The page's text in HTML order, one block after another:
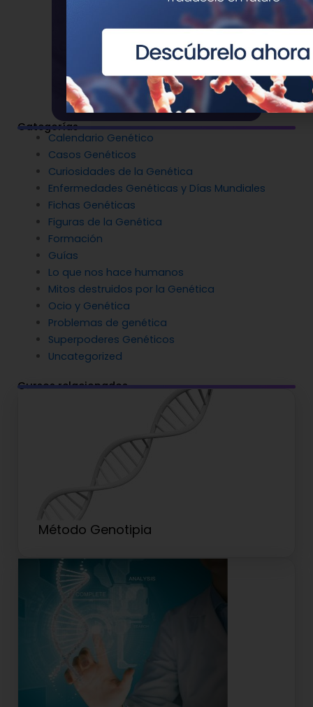
Categorías
Calendario Genético
Casos Genéticos
Curiosidades de la Genética
Enfermedades Genéticas y Días Mundiales
Fichas Genéticas
Figuras de la Genética
Formación
Guías
Lo que nos hace humanos
Mitos destruidos por la Genética
Ocio y Genética
Problemas de genética
Superpoderes Genéticos
Uncategorized
Cursos relacionados
Método Genotipia